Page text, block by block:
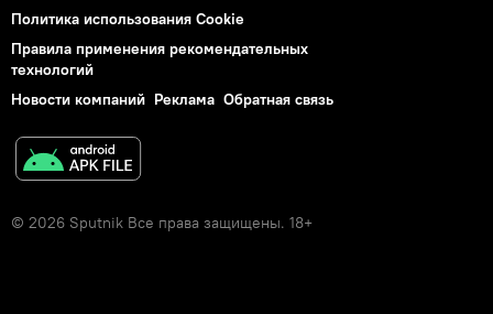
Политика использования Cookie
Правила применения рекомендательных
технологий
Новости компаний Реклама Обратная связь
© 2026 Sputnik Все права защищены. 18+